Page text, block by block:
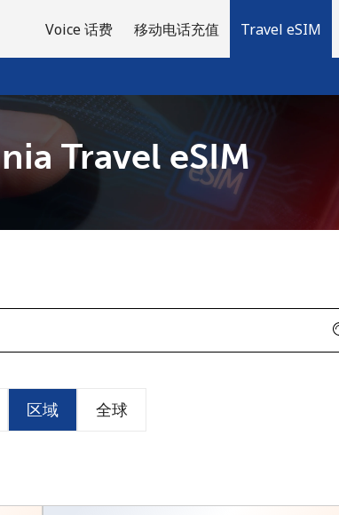
Voice 话费 移动电话充值 Travel eSIM
欢迎！
请登录 →
或
Travel eSIM
区域 全球